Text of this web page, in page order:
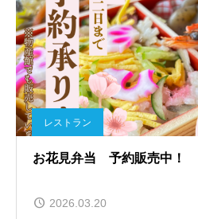
レストラン
お花見弁当 予約販売中！
2026.03.20